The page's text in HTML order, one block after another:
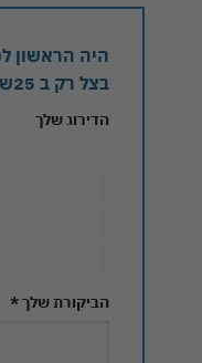
בצל רק ב 25ש”ח”
הדירוג שלך
הביקורת שלך*